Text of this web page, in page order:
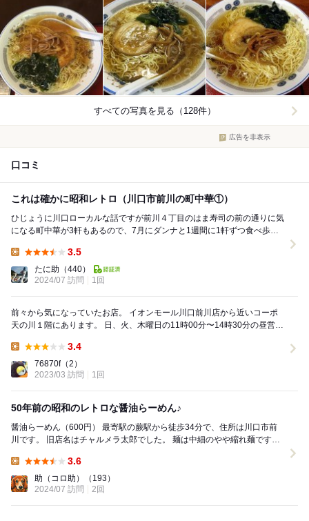
すべての写真を見る（128件）
広告を非表示
口コミ
これは確かに昭和レトロ（川口市前川の町中華①）
ひじょうに川口ローカルな話ですが前川４丁目のはま寿司の前の通りに気
になる町中華が3軒もあるので、7月にダンナと1週間に1軒ずつ食べ歩い
3.5
たに助 （440）
2024/07 訪問
1回
前々から気になっていたお店。 イオンモール川口前川店から近いコーポ
天の川１階にあります。 日、火、木曜日の11時00分〜14時30分の昼営業
3.4
76870f （2）
2023/03 訪問
1回
50年前の昭和のレトロな醤油らーめん♪
醤油らーめん（600円） 最寄駅の蕨駅から徒歩34分で、住所は川口市前
川です。 旧店名はチャルメラ太郎でした。 麺は中細のやや縮れ麺です。
3.6
助（コロ助）
（193）
2024/07 訪問
2回